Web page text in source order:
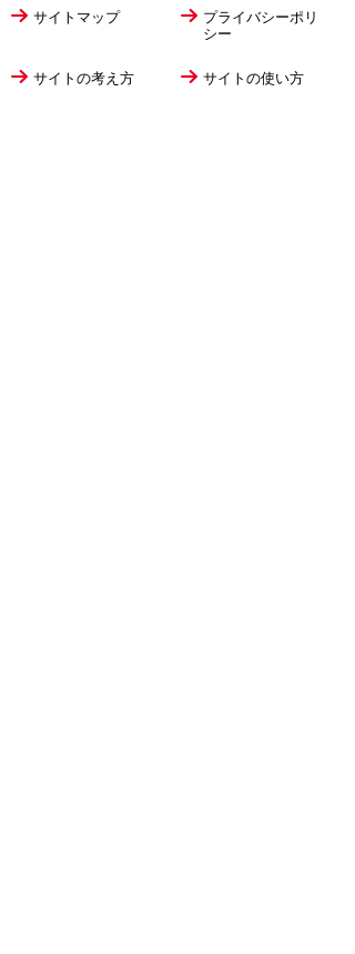
サイトマップ
プライバシーポリ
シー
サイトの考え方 サイトの使い方